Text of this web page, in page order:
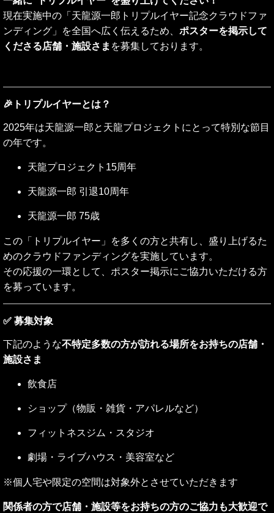
現在実施中の「天龍源一郎トリプルイヤー記念クラウドファ
ンディング」を全国へ広く伝えるため、 ポスターを掲示して
くださる店舗・施設さま を募集しております。
🎉トリプルイヤーとは？
2025年は天龍源一郎と天龍プロジェクトにとって特別な節目
の年です。
天龍プロジェクト15周年
天龍源一郎 引退10周年
天龍源一郎 75歳
この「トリプルイヤー」を多くの方と共有し、盛り上げるた
めのクラウドファンディングを実施しています。
その応援の一環として、ポスター掲示にご協力いただける方
を募っています。
✅ 募集対象
下記のような不特定多数の方が訪れる場所をお持ちの店舗・
施設さま
飲食店
ショップ（物販・雑貨・アパレルなど）
フィットネスジム・スタジオ
劇場・ライブハウス・美容室など
※個人宅や限定の空間は対象外とさせていただきます
関係者の方で店舗・施設等をお持ちの方のご協力も大歓迎で